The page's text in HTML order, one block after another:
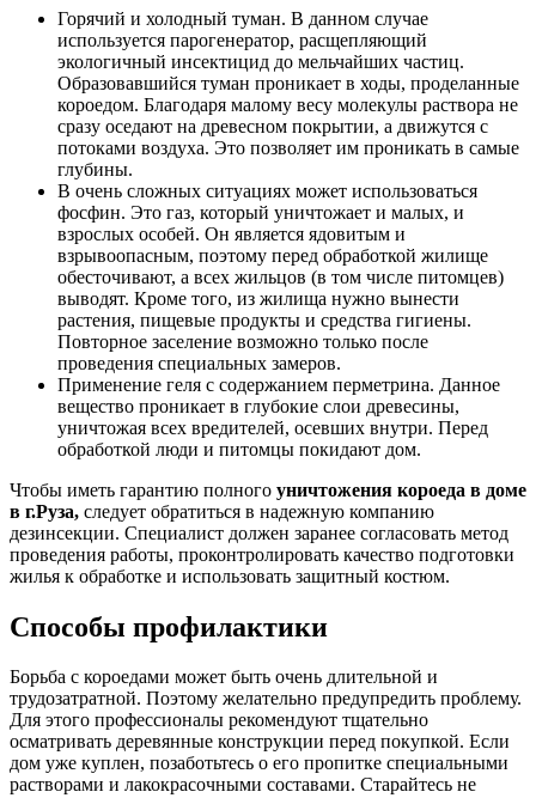
Горячий и холодный туман. В данном случае
используется парогенератор, расщепляющий
экологичный инсектицид до мельчайших частиц.
Образовавшийся туман проникает в ходы, проделанные
короедом. Благодаря малому весу молекулы раствора не
сразу оседают на древесном покрытии, а движутся с
потоками воздуха. Это позволяет им проникать в самые
глубины.
В очень сложных ситуациях может использоваться
фосфин. Это газ, который уничтожает и малых, и
взрослых особей. Он является ядовитым и
взрывоопасным, поэтому перед обработкой жилище
обесточивают, а всех жильцов (в том числе питомцев)
выводят. Кроме того, из жилища нужно вынести
растения, пищевые продукты и средства гигиены.
Повторное заселение возможно только после
проведения специальных замеров.
Применение геля с содержанием перметрина. Данное
вещество проникает в глубокие слои древесины,
уничтожая всех вредителей, осевших внутри. Перед
обработкой люди и питомцы покидают дом.
Чтобы иметь гарантию полного уничтожения короеда в доме
в г.Руза, следует обратиться в надежную компанию
дезинсекции. Специалист должен заранее согласовать метод
проведения работы, проконтролировать качество подготовки
жилья к обработке и использовать защитный костюм.
Способы профилактики
Борьба с короедами может быть очень длительной и
трудозатратной. Поэтому желательно предупредить проблему.
Для этого профессионалы рекомендуют тщательно
осматривать деревянные конструкции перед покупкой. Если
дом уже куплен, позаботьтесь о его пропитке специальными
растворами и лакокрасочными составами. Старайтесь не